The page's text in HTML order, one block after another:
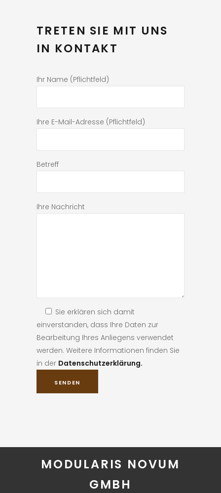
TRETEN SIE MIT UNS
IN KONTAKT
Ihr Name (Pflichtfeld)
Ihre E-Mail-Adresse (Pflichtfeld)
Betreff
Ihre Nachricht
Sie erklären sich damit
einverstanden, dass Ihre Daten zur
Bearbeitung Ihres Anliegens verwendet
werden. Weitere Informationen finden Sie
in der Datenschutzerklärung.
MODULARIS NOVUM
GMBH